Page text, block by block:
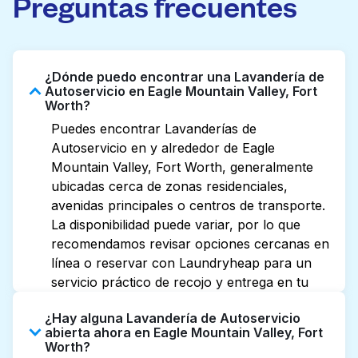
¿Dónde puedo encontrar una Lavandería de
Autoservicio en Eagle Mountain Valley, Fort
Worth?
Puedes encontrar Lavanderías de
Autoservicio en y alrededor de Eagle
Mountain Valley, Fort Worth, generalmente
ubicadas cerca de zonas residenciales,
avenidas principales o centros de transporte.
La disponibilidad puede variar, por lo que
recomendamos revisar opciones cercanas en
línea o reservar con Laundryheap para un
servicio práctico de recojo y entrega en tu
¿Hay alguna Lavandería de Autoservicio
abierta ahora en Eagle Mountain Valley, Fort
Worth?